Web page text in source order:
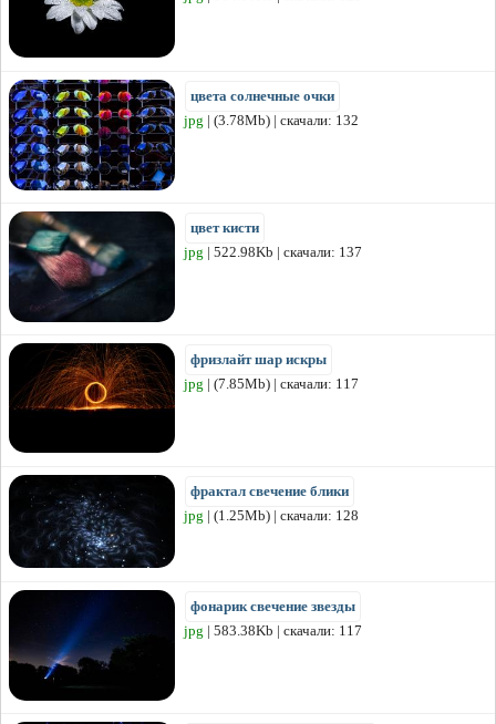
цвета солнечные очки
jpg | (3.78Mb) | скачали: 132
цвет кисти
jpg | 522.98Kb | скачали: 137
фризлайт шар искры
jpg | (7.85Mb) | скачали: 117
фрактал свечение блики
jpg | (1.25Mb) | скачали: 128
фонарик свечение звезды
jpg | 583.38Kb | скачали: 117